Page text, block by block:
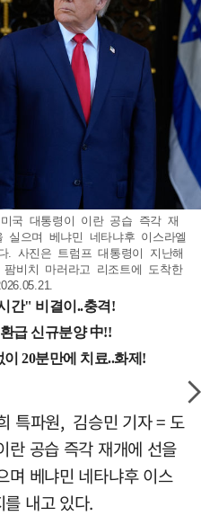
국 대통령이 이란 공습 즉각 재
으며 베냐민 네타냐후 이스라엘
. 사진은 트럼프 대통령이 지난해
비치 마러라고 리조트에 도착한
특파원, 김승민 기자 = 도
란 공습 즉각 재개에 선을
며 베냐민 네타냐후 이스
내고 있다.